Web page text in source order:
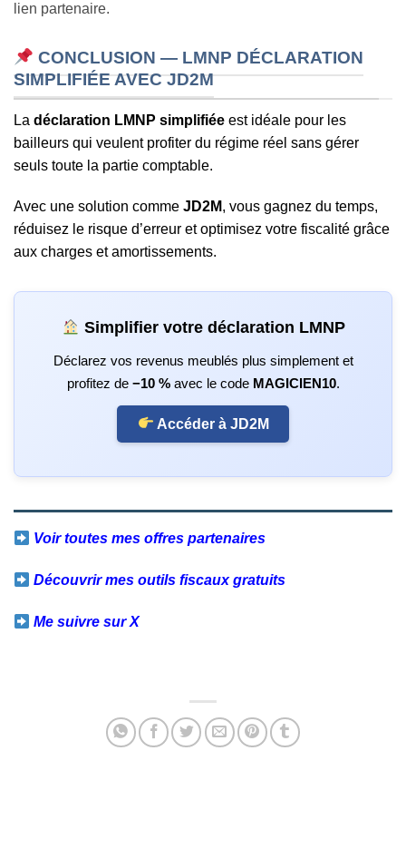
lien partenaire.
CONCLUSION — LMNP DÉCLARATION
SIMPLIFIÉE AVEC JD2M
La déclaration LMNP simplifiée est idéale pour les
bailleurs qui veulent profiter du régime réel sans gérer
seuls toute la partie comptable.
Avec une solution comme JD2M, vous gagnez du temps,
réduisez le risque d’erreur et optimisez votre fiscalité grâce
aux charges et amortissements.
Simplifier votre déclaration LMNP
Déclarez vos revenus meublés plus simplement et
profitez de −10 %avec le code MAGICIEN10.
Accéder à JD2M
Voir toutes mes offres partenaires
Découvrir mes outils fiscaux gratuits
Me suivre sur X